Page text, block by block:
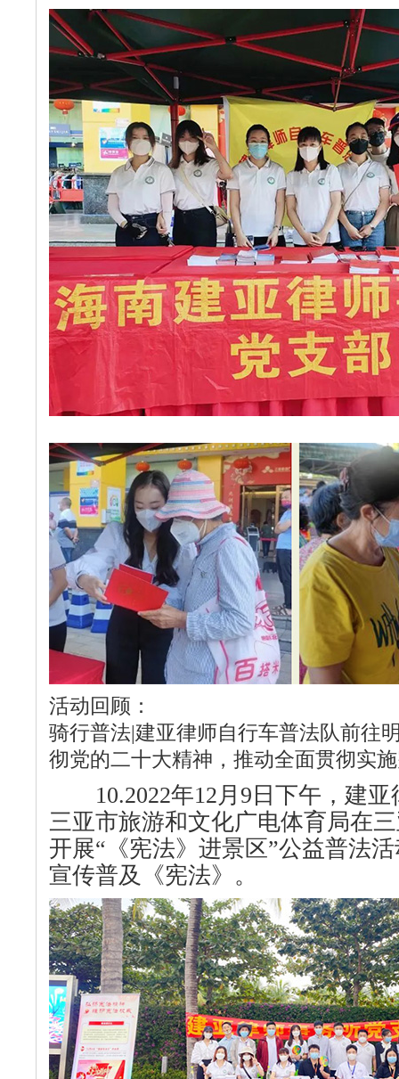
活动回顾：
骑行普法|建亚律师自行车普法队前往
彻党的二十大精神，推动全面贯彻实
10.2022年12月9日下午，建亚
三亚市旅游和文化广电体育局在
开展“《宪法》进景区”公益普法
宣传普及《宪法》。